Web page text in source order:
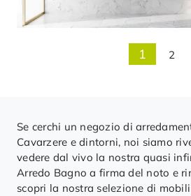
1 2
Se cerchi un negozio di
Cavarzere e dintorni, noi siamo
vedere dal vivo la nostra quasi
Arredo Bagno a firma del noto e
scopri la nostra selezione di